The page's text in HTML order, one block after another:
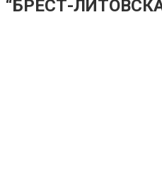
“БРЕСТ-